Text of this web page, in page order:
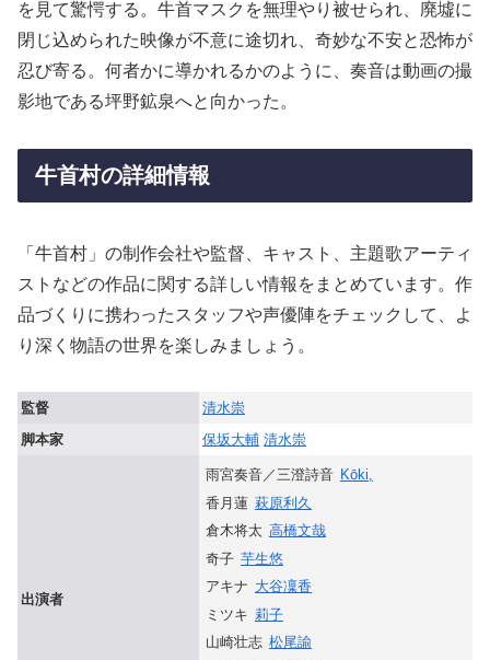
を見て驚愕する。牛首マスクを無理やり被せられ、廃墟に
閉じ込められた映像が不意に途切れ、奇妙な不安と恐怖が
忍び寄る。何者かに導かれるかのように、奏音は動画の撮
影地である坪野鉱泉へと向かった。
牛首村の詳細情報
「牛首村」の制作会社や監督、キャスト、主題歌アーティ
ストなどの作品に関する詳しい情報をまとめています。作
品づくりに携わったスタッフや声優陣をチェックして、よ
り深く物語の世界を楽しみましょう。
監督
清水崇
脚本家
保坂大輔 清水崇
出演者
雨宮奏音／三澄詩音 Kōki,
香月蓮 萩原利久
倉木将太 高橋文哉
奇子 芋生悠
アキナ 大谷凜香
ミツキ 莉子
山崎壮志 松尾諭